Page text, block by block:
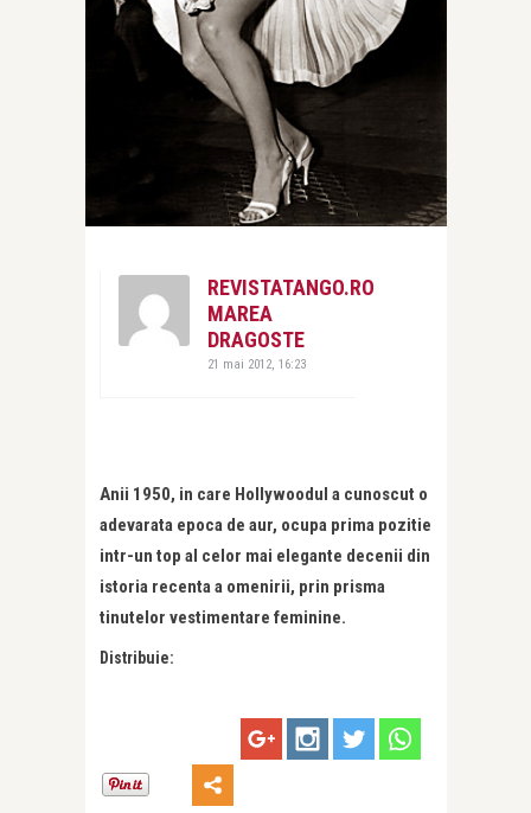
REVISTATANGO.RO
MAREA
DRAGOSTE
21 mai 2012, 16:23
Anii 1950, in care Hollywoodul a cunoscut o
adevarata epoca de aur, ocupa prima pozitie
intr-un top al celor mai elegante decenii din
istoria recenta a omenirii, prin prisma
tinutelor vestimentare feminine.
Distribuie: